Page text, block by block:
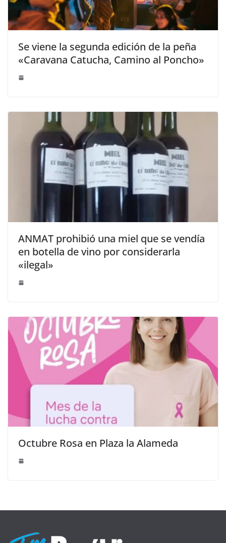
Se viene la segunda edición de la peña
«Caravana Catucha, Camino al Poncho»
ANMAT prohibió una miel que se vendía
en botella de vino por considerarla
«ilegal»
Octubre Rosa en Plaza la Alameda